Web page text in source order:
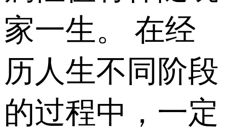
家一生。 在经
历人生不同阶段
的过程中，一定